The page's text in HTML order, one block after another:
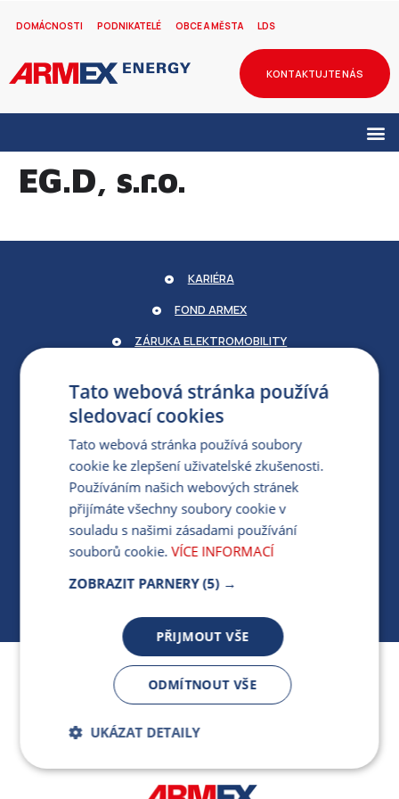
DOMÁCNOSTI PODNIKATELÉ OBCE A MĚSTA LDS
KONTAKTUJTE NÁS
EG.D, s.r.o.
Jsme součástí skupiny ARMEX a členem Asociace
nezávislých dodavatelů energií.
KARIÉRA
FOND ARMEX
ZÁRUKA ELEKTROMOBILITY
PRO MÉDIA
MÁM DOTAZ KE STÁVAJÍCÍ SMLOUVĚ
412 154 154
PO-PÁ 7:30-17:00
Tato webová stránka používá
sledovací cookies
Tato webová stránka používá soubory
cookie ke zlepšení uživatelské zkušenosti.
Používáním našich webových stránek
přijímáte všechny soubory cookie v
souladu s našimi zásadami používání
souborů cookie. VÍCE INFORMACÍ
ZOBRAZIT PARNERY (5) →
PŘIJMOUT VŠE
ODMÍTNOUT VŠE
UKÁZAT DETAILY
Bezpodmínečně
nutné soubory
Výkonnostní